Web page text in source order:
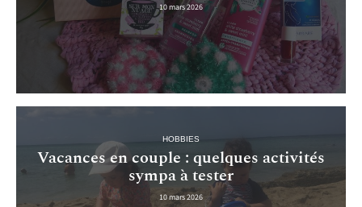
10 mars 2026
HOBBIES
Vacances en couple : quelques activités
sympa à tester
10 mars 2026